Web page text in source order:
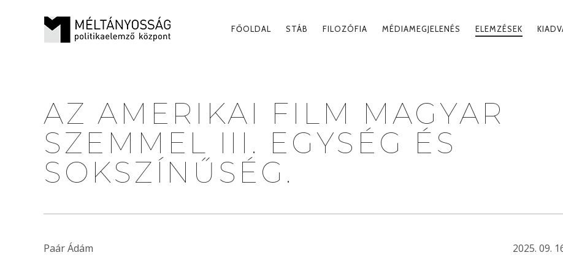
PRIMARY
FŐOLDAL STÁB FILOZÓFIA MÉDIAMEGJELENÉS ELEMZÉSEK
AZ AMERIKAI FILM MAGYAR
SZEMMEL III. EGYSÉG ÉS
SOKSZÍNŰSÉG.
Paár Ádám 2025. 09.